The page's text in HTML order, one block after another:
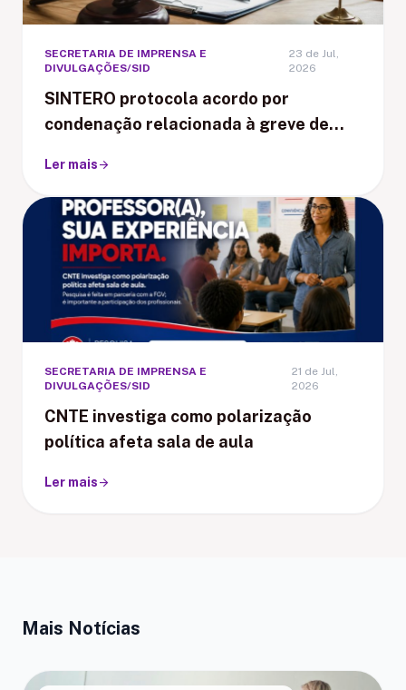
SECRETARIA DE IMPRENSA E
DIVULGAÇÕES/SID
23 de Jul,
2026
SINTERO protocola acordo por
condenação relacionada à greve de
Ler maisarrow_forward
SECRETARIA DE IMPRENSA E
DIVULGAÇÕES/SID
21 de Jul,
2026
CNTE investiga como polarização
política afeta sala de aula
Ler maisarrow_forward
Mais Notícias